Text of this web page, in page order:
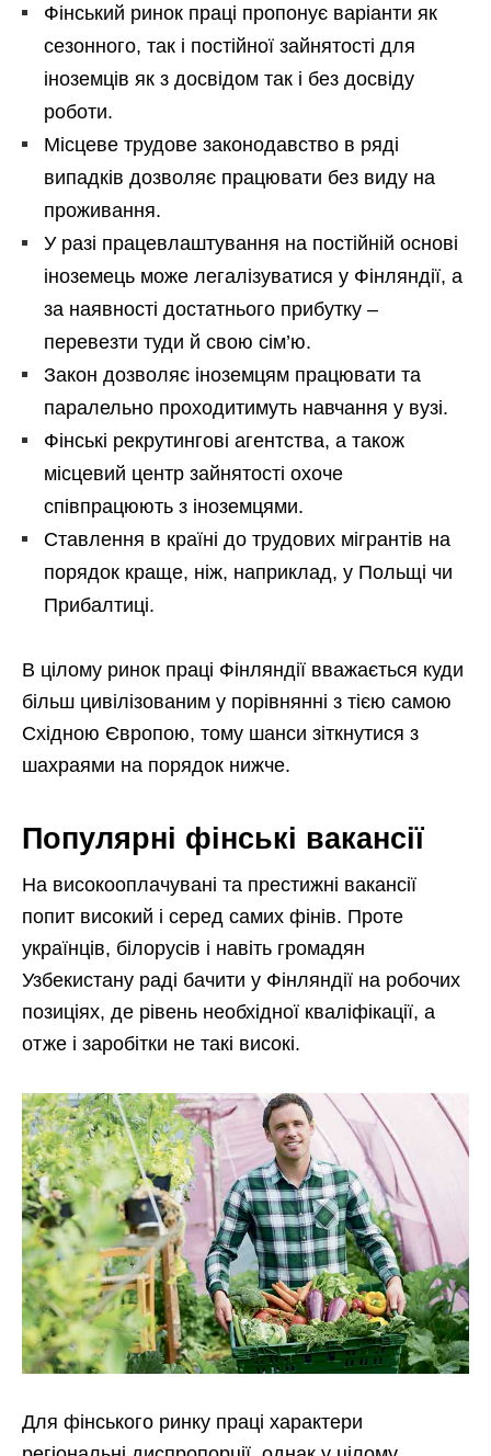
Фінський ринок праці пропонує варіанти як
сезонного, так і постійної зайнятості для
іноземців як з досвідом так і без досвіду
роботи.
Місцеве трудове законодавство в ряді
випадків дозволяє працювати без виду на
проживання.
У разі працевлаштування на постійній основі
іноземець може легалізуватися у Фінляндії, а
за наявності достатнього прибутку –
перевезти туди й свою сім’ю.
Закон дозволяє іноземцям працювати та
паралельно проходитимуть навчання у вузі.
Фінські рекрутингові агентства, а також
місцевий центр зайнятості охоче
співпрацюють з іноземцями.
Ставлення в країні до трудових мігрантів на
порядок краще, ніж, наприклад, у Польщі чи
Прибалтиці.
В цілому ринок праці Фінляндії вважається куди
більш цивілізованим у порівнянні з тією самою
Східною Європою, тому шанси зіткнутися з
шахраями на порядок нижче.
Популярні фінські вакансії
На високооплачувані та престижні вакансії
попит високий і серед самих фінів. Проте
українців, білорусів і навіть громадян
Узбекистану раді бачити у Фінляндії на робочих
позиціях, де рівень необхідної кваліфікації, а
отже і заробітки не такі високі.
Для фінського ринку праці характери